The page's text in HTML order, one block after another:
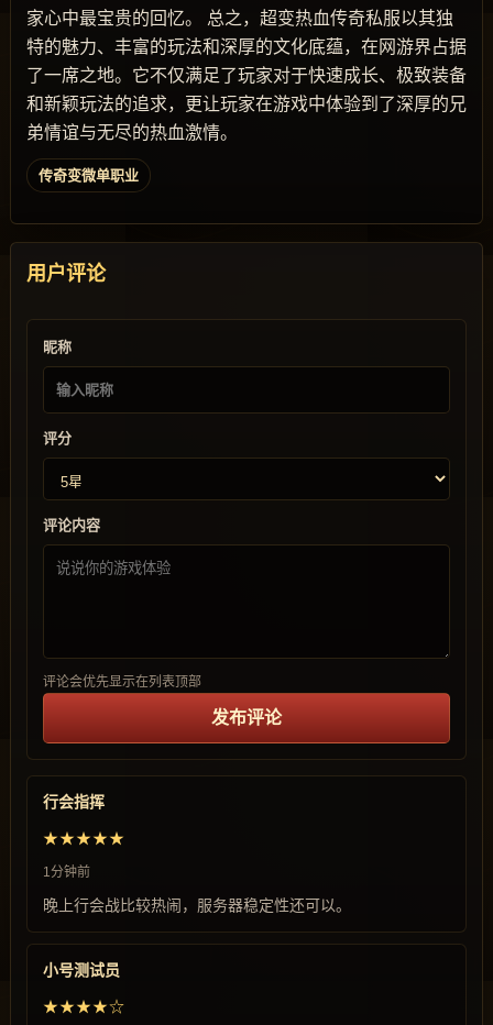
家心中最宝贵的回忆。 总之，超变热血传奇私服以其独
特的魅力、丰富的玩法和深厚的文化底蕴，在网游界占据
了一席之地。它不仅满足了玩家对于快速成长、极致装备
和新颖玩法的追求，更让玩家在游戏中体验到了深厚的兄
弟情谊与无尽的热血激情。
传奇变微单职业
用户评论
昵称
评分
评论内容
评论会优先显示在列表顶部
发布评论
行会指挥
★★★★★
1分钟前
晚上行会战比较热闹，服务器稳定性还可以。
小号测试员
★★★★☆